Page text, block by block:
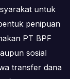
untuk
penipuan
PT BPF
sosial
transfer dana